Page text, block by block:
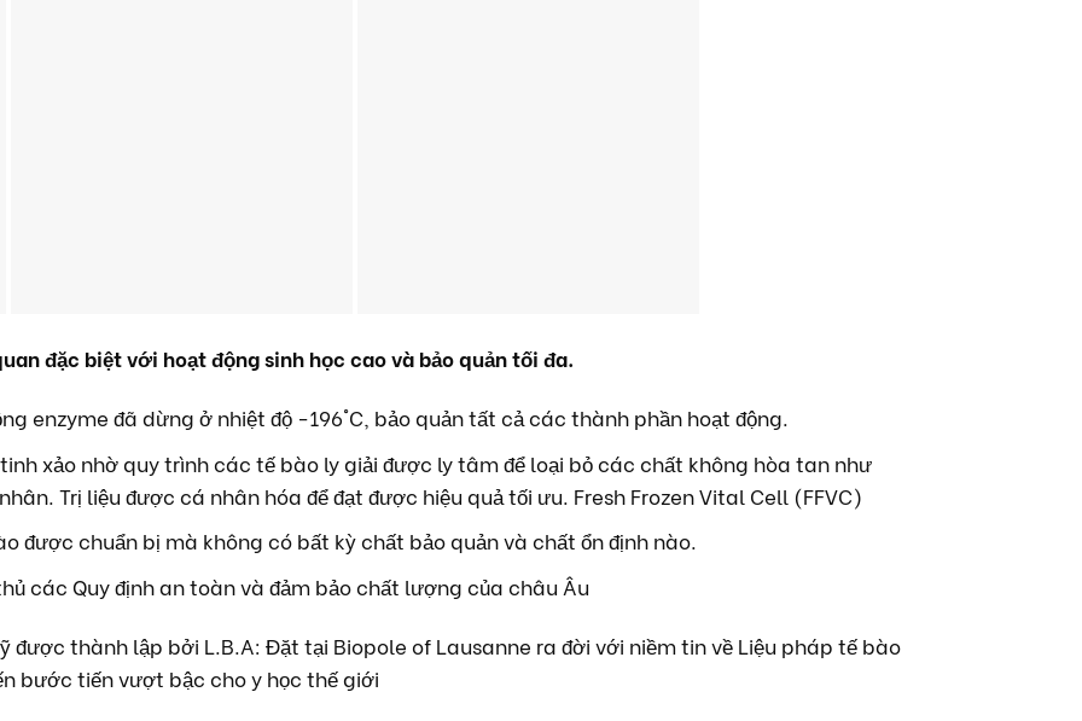
đặc biệt với hoạt động sinh học cao và bảo quản tối đa.
enzyme đã dừng ở nhiệt độ -196°C, bảo quản tất cả các thành phần hoạt động.
xảo nhờ quy trình các tế bào ly giải được ly tâm để loại bỏ các chất không hòa tan như
Trị liệu được cá nhân hóa để đạt được hiệu quả tối ưu. Fresh Frozen Vital Cell (FFVC)
được chuẩn bị mà không có bất kỳ chất bảo quản và chất ổn định nào.
các Quy định an toàn và đảm bảo chất lượng của châu Âu
được thành lập bởi L.B.A: Đặt tại Biopole of Lausanne ra đời với niềm tin về Liệu pháp tế bào
bước tiến vượt bậc cho y học thế giới